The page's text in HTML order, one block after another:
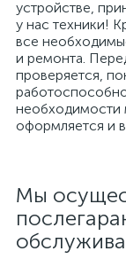
устройстве,
у нас техники!
все
и ремонта.
проверяется,
необходимости
оформляется и
Мы